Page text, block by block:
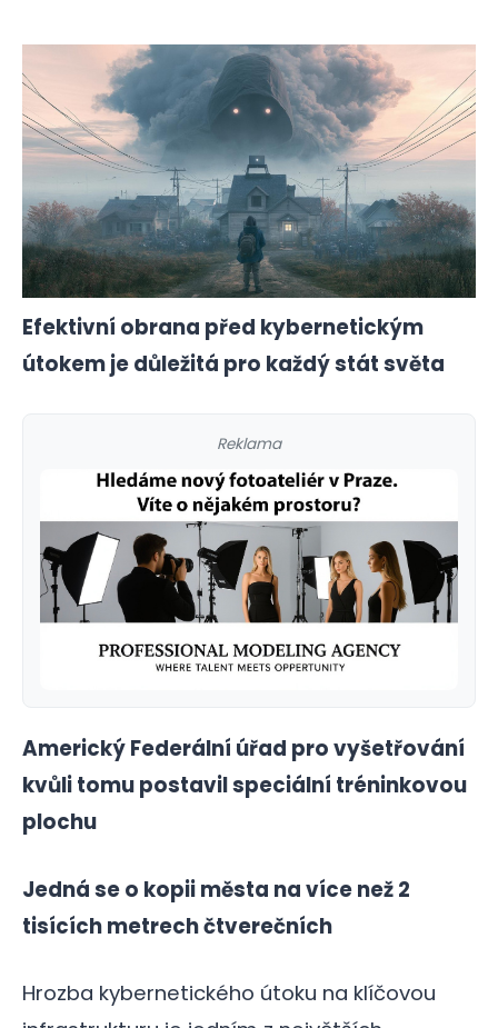
Efektivní obrana před kybernetickým
útokem je důležitá pro každý stát světa
Reklama
Americký Federální úřad pro vyšetřování
kvůli tomu postavil speciální tréninkovou
plochu
Jedná se o kopii města na více než 2
tisících metrech čtverečních
Hrozba kybernetického útoku na klíčovou